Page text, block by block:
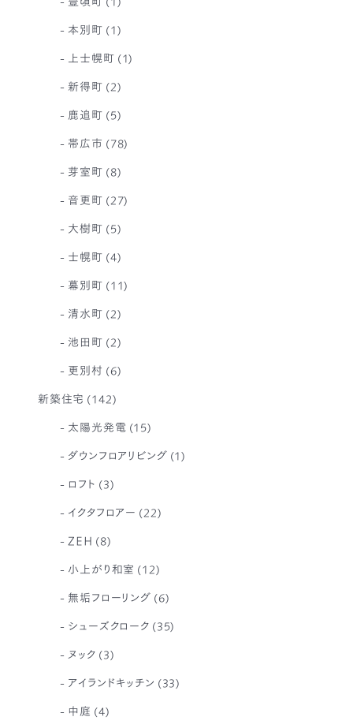
本別町 (1)
上士幌町 (1)
新得町 (2)
鹿追町 (5)
帯広市 (78)
芽室町 (8)
音更町 (27)
大樹町 (5)
士幌町 (4)
幕別町 (11)
清水町 (2)
池田町 (2)
更別村 (6)
新築住宅 (142)
太陽光発電 (15)
ダウンフロアリビング (1)
ロフト (3)
イクタフロアー (22)
ZEH (8)
小上がり和室 (12)
無垢フローリング (6)
シューズクローク (35)
ヌック (3)
アイランドキッチン (33)
中庭 (4)